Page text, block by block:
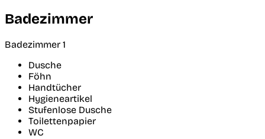
Badezimmer
Badezimmer 1
Dusche
Föhn
Handtücher
Hygieneartikel
Stufenlose Dusche
Toilettenpapier
WC